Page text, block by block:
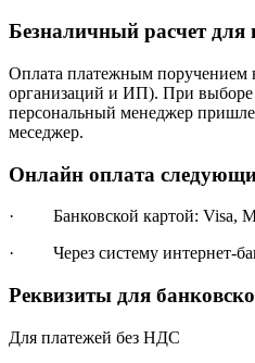
Безналичный расчет
Оплата платежным поручением
организаций и ИП). При
персональный менеджер
меседжер.
Онлайн оплата
· Банковской картой: Visa,
· Через систему интернет-
Реквизиты для
Для платежей без НДС